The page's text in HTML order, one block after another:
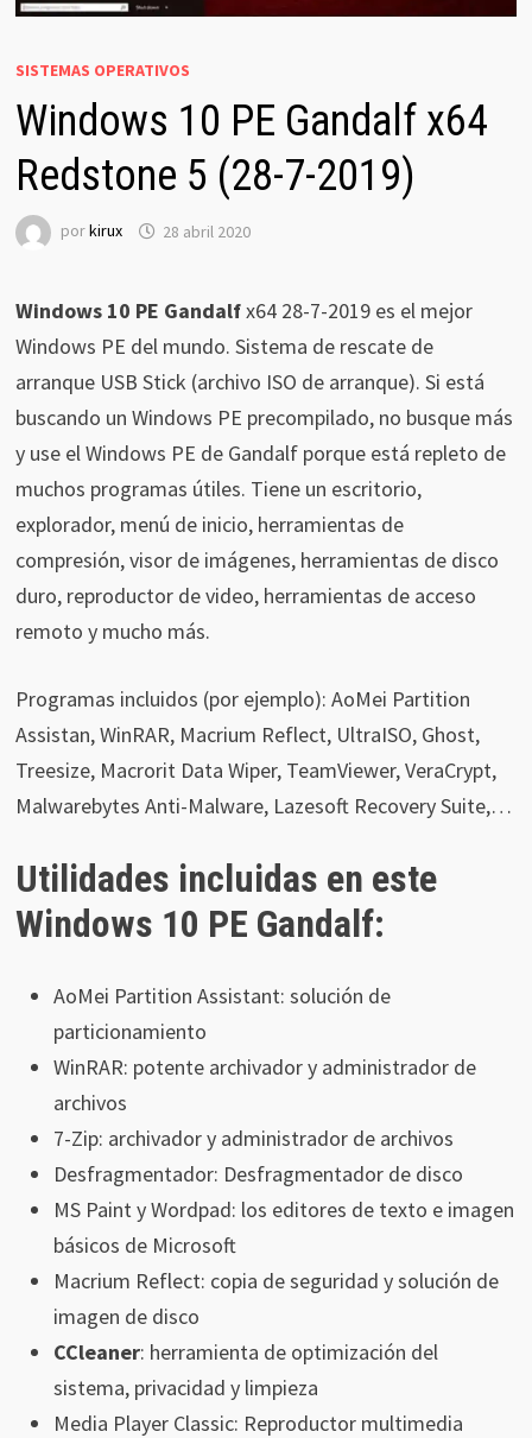
SISTEMAS OPERATIVOS
Windows 10 PE Gandalf x64
Redstone 5 (28-7-2019)
porkirux 28 abril 2020
Windows 10 PE Gandalfx64 28-7-2019 es el mejor
Windows PE del mundo. Sistema de rescate de
arranque USB Stick (archivo ISO de arranque). Si está
buscando un Windows PE precompilado, no busque más
y use el Windows PE de Gandalf porque está repleto de
muchos programas útiles. Tiene un escritorio,
explorador, menú de inicio, herramientas de
compresión, visor de imágenes, herramientas de disco
duro, reproductor de video, herramientas de acceso
remoto y mucho más.
Programas incluidos (por ejemplo): AoMei Partition
Assistan, WinRAR, Macrium Reflect, UltraISO, Ghost,
Treesize, Macrorit Data Wiper, TeamViewer, VeraCrypt,
Malwarebytes Anti-Malware, Lazesoft Recovery Suite,…
Utilidades incluidas en este
Windows 10 PE Gandalf:
AoMei Partition Assistant: solución de
particionamiento
WinRAR: potente archivador y administrador de
archivos
7-Zip: archivador y administrador de archivos
Desfragmentador: Desfragmentador de disco
MS Paint y Wordpad: los editores de texto e imagen
básicos de Microsoft
Macrium Reflect: copia de seguridad y solución de
imagen de disco
CCleaner: herramienta de optimización del
sistema, privacidad y limpieza
Media Player Classic: Reproductor multimedia